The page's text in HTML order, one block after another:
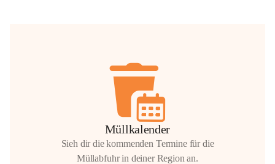
Müllkalender
Sieh dir die kommenden Termine für die
Müllabfuhr in deiner Region an.